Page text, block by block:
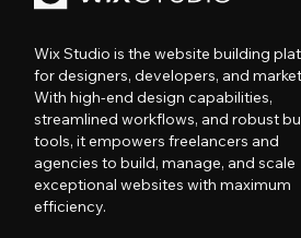
Wix Studio is the website building
for designers, developers, and
With high-end design capabilities,
streamlined workflows, and robust
tools, it empowers freelancers and
agencies to build, manage, and scale
exceptional websites with maximum
efficiency.